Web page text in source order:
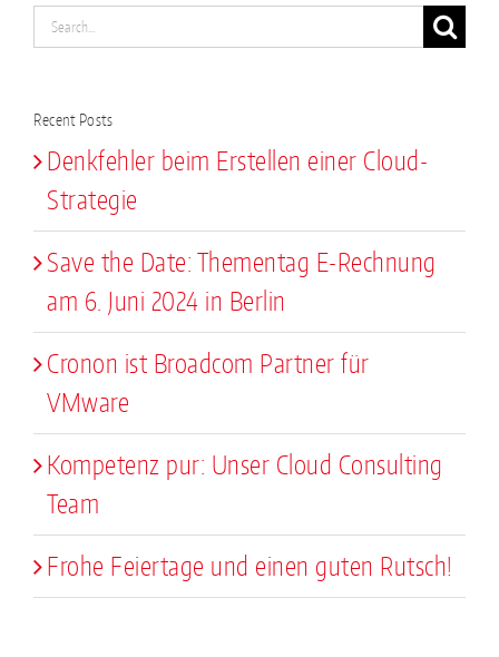
Search
for:
Recent Posts
Denkfehler beim Erstellen einer Cloud-
Strategie
Save the Date: Thementag E-Rechnung
am 6. Juni 2024 in Berlin
Cronon ist Broadcom Partner für
VMware
Kompetenz pur: Unser Cloud Consulting
Team
Frohe Feiertage und einen guten Rutsch!